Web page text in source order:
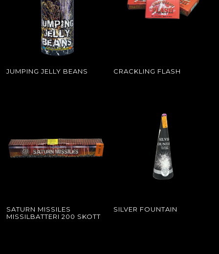
JUMPING JELLY BEANS CRACKLING FLASH
SATURN MISSILES
MISSILBATTERI 200 SKOTT
SILVER FOUNTAIN